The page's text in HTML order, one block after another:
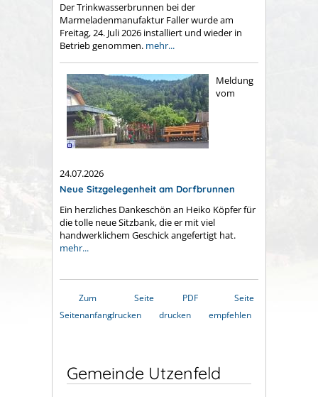
Der Trinkwasserbrunnen bei der
Marmeladenmanufaktur Faller wurde am
Freitag, 24. Juli 2026 installiert und wieder in
Betrieb genommen. mehr...
Meldung
vom
24.07.2026
Neue Sitzgelegenheit am Dorfbrunnen
Ein herzliches Dankeschön an Heiko Köpfer für
die tolle neue Sitzbank, die er mit viel
handwerklichem Geschick angefertigt hat.
mehr...
Zum
Seitenanfang
Seite
drucken
PDF
drucken
Seite
empfehlen
Gemeinde Utzenfeld